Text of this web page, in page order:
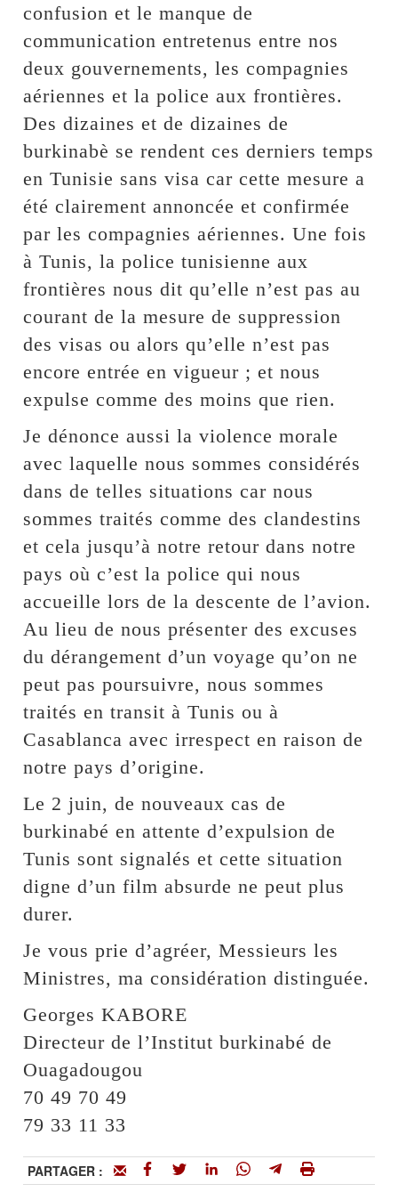
confusion et le manque de
communication entretenus entre nos
deux gouvernements, les compagnies
aériennes et la police aux frontières.
Des dizaines et de dizaines de
burkinabè se rendent ces derniers temps
en Tunisie sans visa car cette mesure a
été clairement annoncée et confirmée
par les compagnies aériennes. Une fois
à Tunis, la police tunisienne aux
frontières nous dit qu’elle n’est pas au
courant de la mesure de suppression
des visas ou alors qu’elle n’est pas
encore entrée en vigueur ; et nous
expulse comme des moins que rien.
Je dénonce aussi la violence morale
avec laquelle nous sommes considérés
dans de telles situations car nous
sommes traités comme des clandestins
et cela jusqu’à notre retour dans notre
pays où c’est la police qui nous
accueille lors de la descente de l’avion.
Au lieu de nous présenter des excuses
du dérangement d’un voyage qu’on ne
peut pas poursuivre, nous sommes
traités en transit à Tunis ou à
Casablanca avec irrespect en raison de
notre pays d’origine.
Le 2 juin, de nouveaux cas de
burkinabé en attente d’expulsion de
Tunis sont signalés et cette situation
digne d’un film absurde ne peut plus
durer.
Je vous prie d’agréer, Messieurs les
Ministres, ma considération distinguée.
Georges KABORE
Directeur de l’Institut burkinabé de
Ouagadougou
70 49 70 49
79 33 11 33
PARTAGER :